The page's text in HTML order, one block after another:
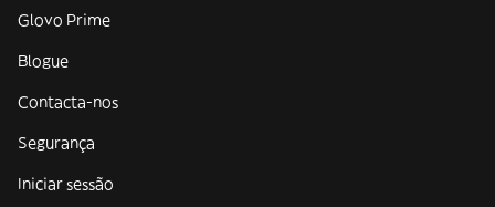
Glovo Prime
Blogue
Contacta-nos
Segurança
Iniciar sessão